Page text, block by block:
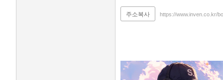
주소복사 https://www.inven.co.kr/